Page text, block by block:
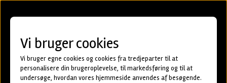
CLUB
Kvalitetsøl fra danske og
Vi bruger cookies
Vi bruger egne cookies og cookies fra tredjeparter til at
personalisere din brugeroplevelse, til markedsføring og til at
undersøge, hvordan vores hjemmeside anvendes af besøgende.